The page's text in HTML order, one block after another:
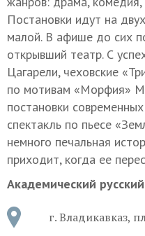
Постановки идут на
малой. В афише до сих
открывший театр. С
Цагарели, чеховские
по мотивам «Морфия» М.
постановки
спектакль по пьесе
немного печальная
приходит, когда ее
Академический
г. Владикавказ,